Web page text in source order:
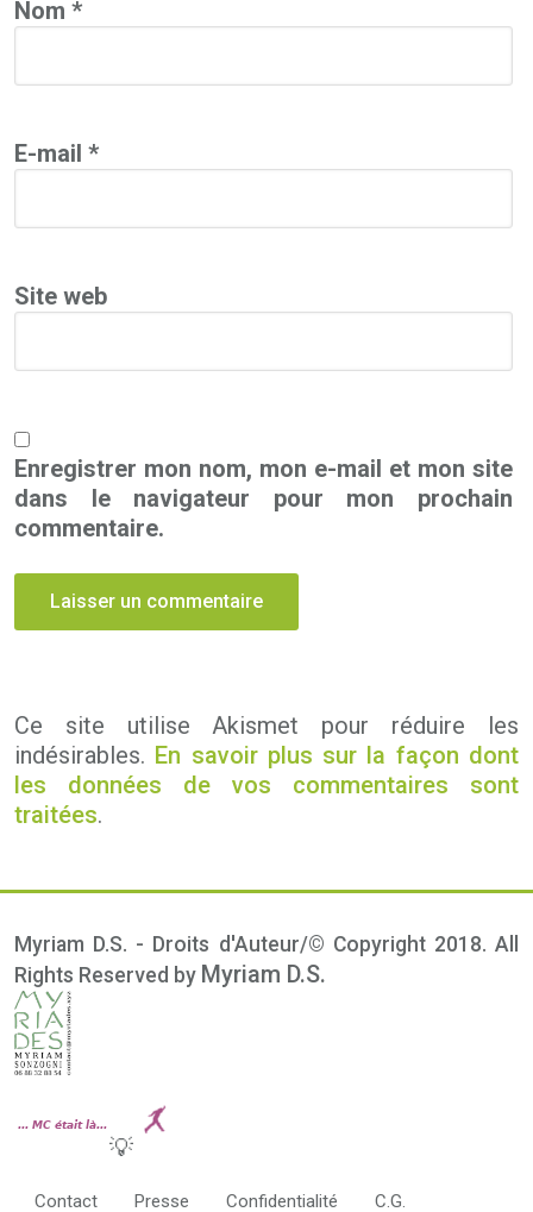
Nom *
E-mail *
Site web
Enregistrer mon nom, mon e-mail et mon site
dans le navigateur pour mon prochain
commentaire.
Ce site utilise Akismet pour réduire les
indésirables. En savoir plus sur la façon dont
les données de vos commentaires sont
traitées.
Myriam D.S. - Droits d'Auteur/© Copyright 2018. All
Rights Reserved by Myriam D.S.
💡
Contact Presse Confidentialité C.G.